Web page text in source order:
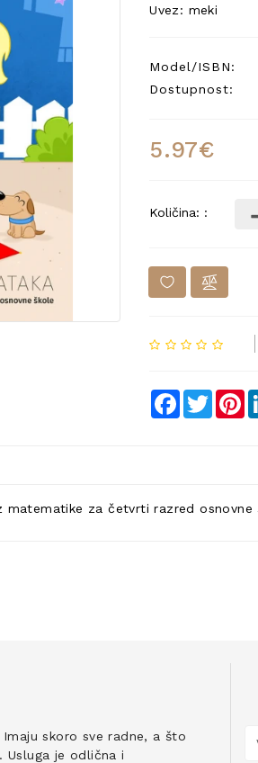
Uvez: meki
Model/ISBN:
Dostupnost:
5.97€
Količina: :
Facebook
Twitter
matematike za četvrti razred osnovne
skoro sve radne, a što
Usluga je odlična i